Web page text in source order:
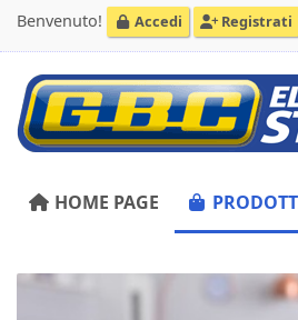
Benvenuto! Accedi Registrati
HOME PAGE